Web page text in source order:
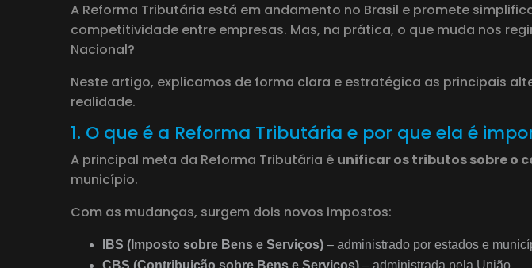
A Reforma Tributária está em andamento no Brasil e promete
competitividade entre empresas. Mas, na prática, o que muda nos
Nacional?
Neste artigo, explicamos de forma clara e estratégica as principais
realidade.
1. O que é a Reforma Tributária e por que ela é
A principal meta da Reforma Tributária é unificar os tributos sobre o
município.
Com as mudanças, surgem dois novos impostos:
IBS (Imposto sobre Bens e Serviços) – administrado por estados e